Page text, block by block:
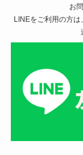
お
LINEをご利用の方